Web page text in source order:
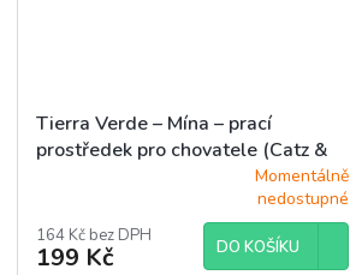
Tierra Verde – Mína – prací
prostředek pro chovatele (Catz &
produktu
je
Momentálně
nedostupné
164 Kč bez DPH
199 Kč DO KOŠÍKU